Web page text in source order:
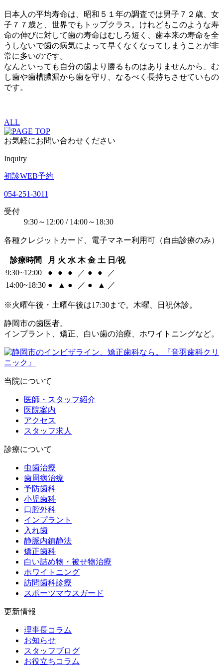
日本人の平均寿命は、昭和５１年の調査では男子７２歳、女
子７７歳と、世界でもトップクラス。けれどもこのような寿
命の伸びに対して歯の寿命はむしろ短く、歯本来の寿命を全
うしないで歯の病気によって早くなくなってしまうことが非
常に多いのです。
なんといっても自分の歯より勝るものはありませんから、む
し歯や歯槽膿漏から歯を守り、なるべく長持ちさせていもの
です。
ALL
お気軽にお問い合わせください
Inquiry
初診WEB予約
054-251-3011
受付
9:30～12:00 / 14:00～18:30
各種クレジットカード、電子マネー利用可（自由診療のみ）
診療時間 月 火 水 木 金 土 日/祝
9:30~12:00
● ● ● ／ ● ●
／
14:00~18:30 ● ▲ ● ／ ● ▲ ／
※火曜午後・土曜午後は17:30まで。木曜、日祝休診。
静岡市の歯医者。
インプラント、矯正、白い歯の治療、ホワイトニングなど。
当院について
医師・スタッフ紹介
医院案内
アクセス
スタッフ求人
診療について
虫歯治療
歯周病治療
予防歯科
小児歯科
口腔外科
インプラント
入れ歯
静脈内鎮静法
矯正歯科
白い詰め物・被せ物治療
ホワイトニング
訪問歯科診療
スポーツマウスガード
更新情報
理事長コラム
お知らせ
スタッフブログ
お役立ちコラム